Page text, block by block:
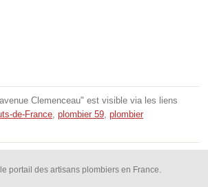
Clemenceau" est visible via les liens
de-France plombier 59 plombier
portail des artisans plombiers en France.